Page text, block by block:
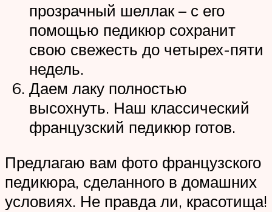
прозрачный шеллак – с его
помощью педикюр сохранит
свою свежесть до четырех-пяти
недель.
Даем лаку полностью
высохнуть. Наш классический
французский педикюр готов.
Предлагаю вам фото французского
педикюра, сделанного в домашних
условиях. Не правда ли, красотища!